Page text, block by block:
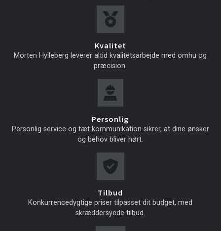
Kvalitet
Morten Hylleberg leverer altid kvalitetsarbejde med omhu og
præcision.
Personlig
Personlig service og tæt kommunikation sikrer, at dine ønsker
og behov bliver hørt.
Tilbud
Konkurrencedygtige priser tilpasset dit budget, med
skræddersyede tilbud.